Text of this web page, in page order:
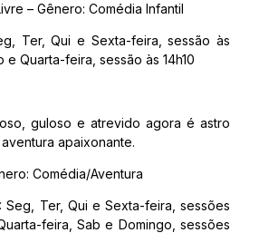
– Gênero: Comédia Infantil
Ter, Qui e Sexta-feira, sessão às
e Quarta-feira, sessão às 14h10
guloso e atrevido agora é astro
apaixonante.
Comédia/Aventura
Seg, Ter, Qui e Sexta-feira, sessões
feira, Sab e Domingo, sessões